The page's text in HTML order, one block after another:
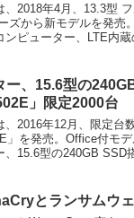
2018年4月、13.3型
ズから新モデルを発売
ピューター、LTE内蔵
ー、15.6型の
」限定2000台
2016年12月、限定台
」を発売。Office付モ
、15.6型の240GB SSD
とランサムウ